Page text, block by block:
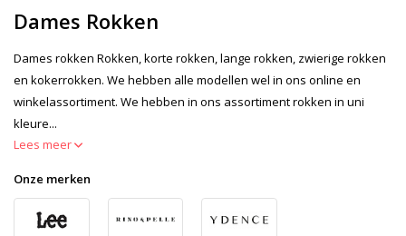
Dames Rokken
Dames rokken Rokken, korte rokken, lange rokken, zwierige rokken
en kokerrokken. We hebben alle modellen wel in ons online en
winkelassortiment. We hebben in ons assortiment rokken in uni
kleure...
Lees meer
Onze merken